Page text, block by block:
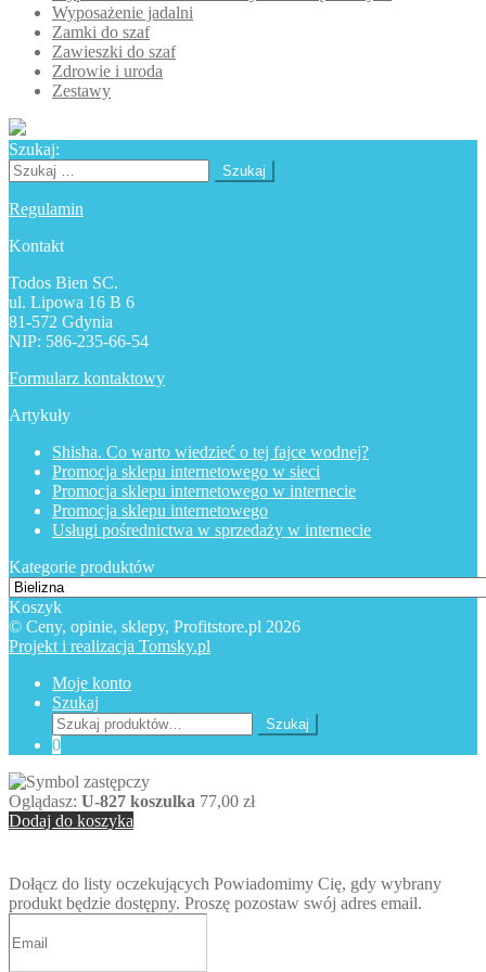
Wyposażenie jadalni
Zamki do szaf
Zawieszki do szaf
Zdrowie i uroda
Zestawy
Szukaj:
Szukaj:
Regulamin
Kontakt
Todos Bien SC.
ul. Lipowa 16 B 6
81-572 Gdynia
NIP: 586-235-66-54
Formularz kontaktowy
Artykuły
Shisha. Co warto wiedzieć o tej fajce wodnej?
Promocja sklepu internetowego w sieci
Promocja sklepu internetowego w internecie
Promocja sklepu internetowego
Usługi pośrednictwa w sprzedaży w internecie
Kategorie produktów
Koszyk
© Ceny, opinie, sklepy, Profitstore.pl 2026
Projekt i realizacja Tomsky.pl
Moje konto
Szukaj
Szukaj:
Szukaj
0
Oglądasz: U-827 koszulka 77,00 zł
Dodaj do koszyka
Dołącz do listy oczekujących Powiadomimy Cię, gdy wybrany
produkt będzie dostępny. Proszę pozostaw swój adres email.